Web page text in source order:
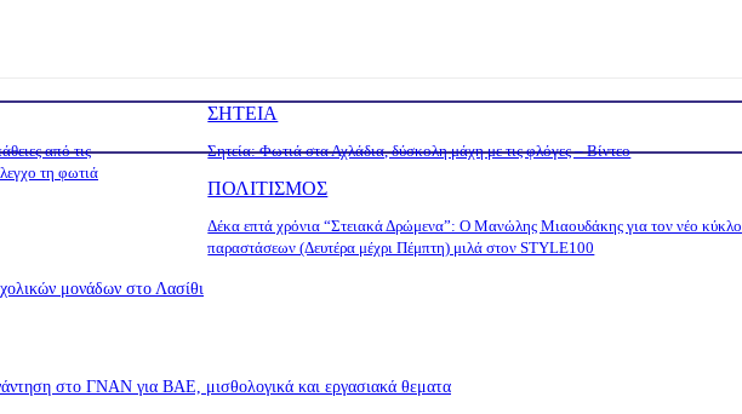
από τις
τη φωτιά
ΣΗΤΕΙΑ
Σητεία: Φωτιά στα Αχλάδια, δύσκολη μάχη με τις φλόγες – Βίντεο
ΠΟΛΙΤΙΣΜΟΣ
Δέκα επτά χρόνια “Στειακά Δρώμενα”: Ο Μανώλης Μιαουδάκης για τον νέο κύκλο
παραστάσεων (Δευτέρα μέχρι Πέμπτη) μιλά στον STYLE100
μονάδων στο Λασίθι
στο ΓΝΑΝ για ΒΑΕ, μισθολογικά και εργασιακά θεματα